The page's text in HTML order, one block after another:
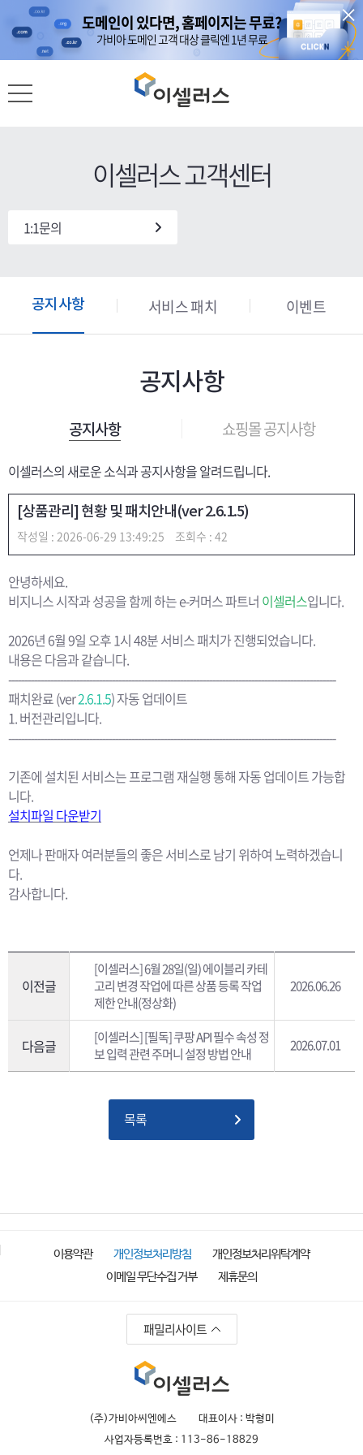
도메인이 있다면, 홈페이지는 무료?
가비아 도메인 고객 대상 클릭엔 1년 무료
아직 쿠팡 판매자가 아니신가요?
1분 만에 가입하고 쿠팡 캐시 3만 원
도메인이 있다면, 홈페이지는 무료?
가비아 도메인 고객 대상 클릭엔 1년 무료
아직 쿠팡 판매자가 아니신가요?
1분 만에 가입하고 쿠팡 캐시 3만 원
이셀러스 고객센터
1:1문의
공지사항 서비스 패치 이벤트
공지사항
공지사항 쇼핑몰 공지사항
이셀러스의 새로운 소식과 공지사항을 알려드립니다.
[상품관리] 현황 및 패치안내(ver 2.6.1.5)
작성일 : 2026-06-29 13:49:25 조회수 : 42
안녕하세요.
비지니스 시작과 성공을 함께 하는 e-커머스 파트너 이셀러스입니다.
2026년 6월 9일 오후 1시 48분 서비스 패치가 진행되었습니다.
내용은 다음과 같습니다.
-----------------------------------------------------------------------------------------------------
패치완료 (ver2.6.1.5) 자동 업데이트
1. 버전관리입니다.
-----------------------------------------------------------------------------------------------------
기존에 설치된 서비스는 프로그램 재실행 통해 자동 업데이트 가능합
니다.
설치파일 다운받기
언제나 판매자 여러분들의 좋은 서비스로 남기 위하여 노력하겠습니
다.
감사합니다.
이전글
[이셀러스] 6월 28일(일) 에이블리 카테
고리 변경 작업에 따른 상품 등록 작업
제한 안내(정상화)
2026.06.26
다음글
[이셀러스] [필독] 쿠팡 API 필수 속성 정
보 입력 관련 주머니 설정 방법 안내
2026.07.01
목록
(주)가비아씨엔에스
대표이사 : 박형미
사업자등록번호 : 113-86-18829
이용약관 개인정보처리방침
개인정보처리위탁계약
이메일 무단수집 거부
제휴문의
패밀리사이트